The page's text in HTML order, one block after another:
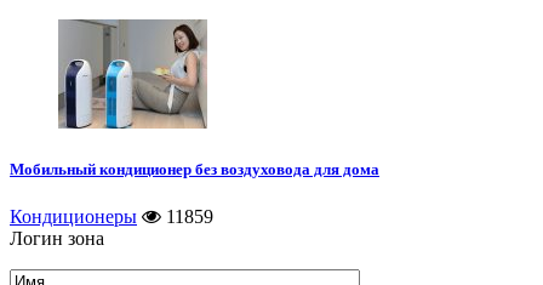
Мобильный кондиционер без воздуховода для дома
Кондиционеры
11859
Логин зона